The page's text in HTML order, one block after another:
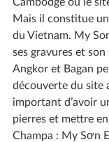
Mais il constitue
du Vietnam. My
ses gravures et
Angkor et Bagan
découverte du site
important d’avoir
pierres et mettre
Champa : My Sơn